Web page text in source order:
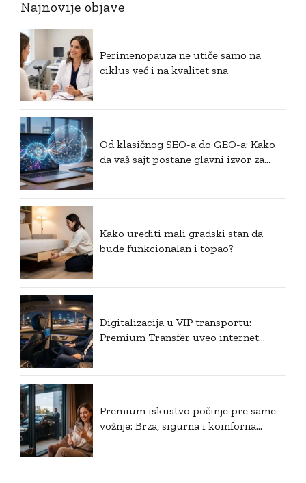
Najnovije objave
Perimenopauza ne utiče samo na
ciklus već i na kvalitet sna
Od klasičnog SEO-a do GEO-a: Kako
da vaš sajt postane glavni izvor za
Kako urediti mali gradski stan da
bude funkcionalan i topao?
Digitalizacija u VIP transportu:
Premium Transfer uveo internet
Premium iskustvo počinje pre same
vožnje: Brza, sigurna i komforna